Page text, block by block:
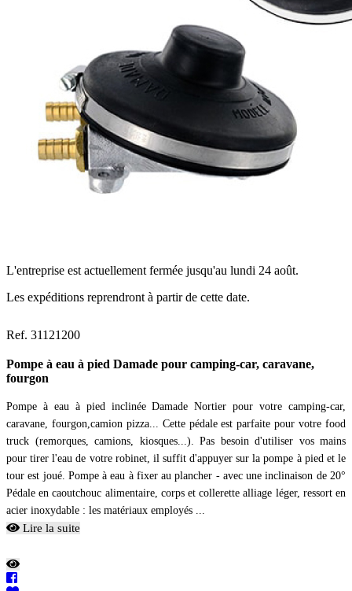
L'entreprise est actuellement fermée jusqu'au lundi 24 août.
Les expéditions reprendront à partir de cette date.
Ref. 31121200
Pompe à eau à pied Damade pour camping-car, caravane,
fourgon
Pompe à eau à pied inclinée Damade Nortier pour votre camping-car,
caravane, fourgon,camion pizza... Cette pédale est parfaite pour votre food
truck (remorques, camions, kiosques...). Pas besoin d'utiliser vos mains
pour tirer l'eau de votre robinet, il suffit d'appuyer sur la pompe à pied et le
tour est joué. Pompe à eau à fixer au plancher - avec une inclinaison de 20°
Pédale en caoutchouc alimentaire, corps et collerette alliage léger, ressort en
acier inoxydable : les matériaux employés ...
Lire la suite